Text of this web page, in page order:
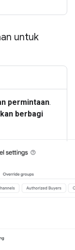
untuk
permintaan.
berbagi